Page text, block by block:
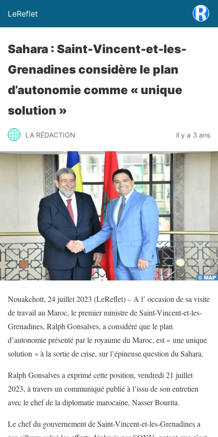
LeReflet
Sahara : Saint-Vincent-et-les-
Grenadines considère le plan
d’autonomie comme « unique
solution »
LA RÉDACTION il y a 3 ans
Nouakchott, 24 juillet 2023 (LeReflet) – A l’ occasion de sa visite
de travail au Maroc, le premier ministre de Saint-Vincent-et-les-
Grenadines, Ralph Gonsalves, a considéré que le plan
d’autonomie présenté par le royaume du Maroc, est « une unique
solution » à la sortie de crise, sur l’épineuse question du Sahara.
Ralph Gonsalves a exprimé cette position, vendredi 21 juillet
2023, à travers un communiqué publié à l’issu de son entretien
avec le chef de la diplomatie marocaine, Nasser Bourita.
Le chef du gouvernement de Saint-Vincent-et-les-Grenadines a